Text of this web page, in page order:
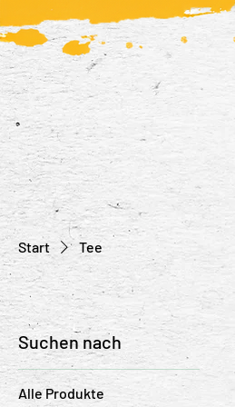
Start Tee
Suchen nach
Alle Produkte